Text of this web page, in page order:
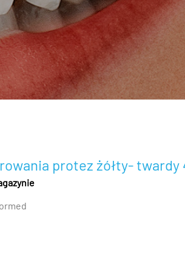
protez żółty- twardy